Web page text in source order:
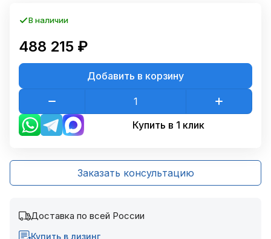
В наличии
488 215 ₽
Добавить в корзину
Купить в 1 клик
Заказать консультацию
Доставка по всей России
Купить в лизинг